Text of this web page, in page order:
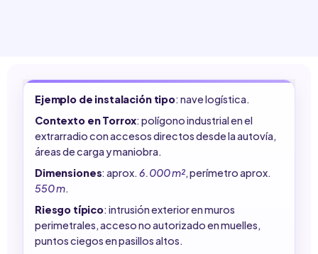
Ejemplo de instalación tipo: nave logística.
Contexto en Torrox: polígono industrial en el
extrarradio con accesos directos desde la autovía,
áreas de carga y maniobra.
Dimensiones: aprox.6.000 m², perímetro aprox.
550 m.
Riesgo típico: intrusión exterior en muros
perimetrales, acceso no autorizado en muelles,
puntos ciegos en pasillos altos.